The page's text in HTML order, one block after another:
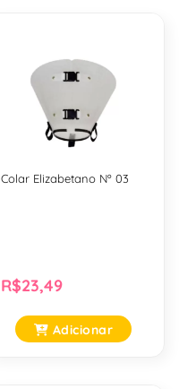
Colar Elizabetano Nº 03
R$23,49
Adicionar